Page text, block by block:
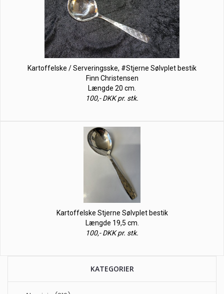
Kartoffelske / Serveringsske, #Stjerne Sølvplet bestik
Finn Christensen
Længde 20 cm.
100,- DKK pr. stk.
Kartoffelske Stjerne Sølvplet bestik
Længde 19,5 cm.
100,- DKK pr. stk.
KATEGORIER